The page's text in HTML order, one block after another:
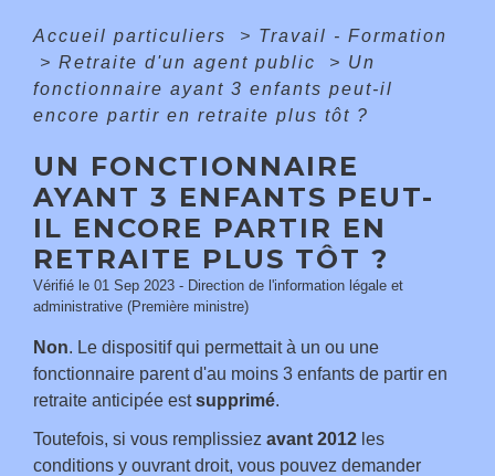
Accueil particuliers > Travail - Formation
> Retraite d'un agent public > Un
fonctionnaire ayant 3 enfants peut-il
encore partir en retraite plus tôt ?
UN FONCTIONNAIRE
AYANT 3 ENFANTS PEUT-
IL ENCORE PARTIR EN
RETRAITE PLUS TÔT ?
Vérifié le 01 Sep 2023 - Direction de l'information légale et
administrative (Première ministre)
Non. Le dispositif qui permettait à un ou une
fonctionnaire parent d'au moins 3 enfants de partir en
retraite anticipée estsupprimé.
Toutefois, si vous remplissiez avant 2012 les
conditions y ouvrant droit, vous pouvez demander